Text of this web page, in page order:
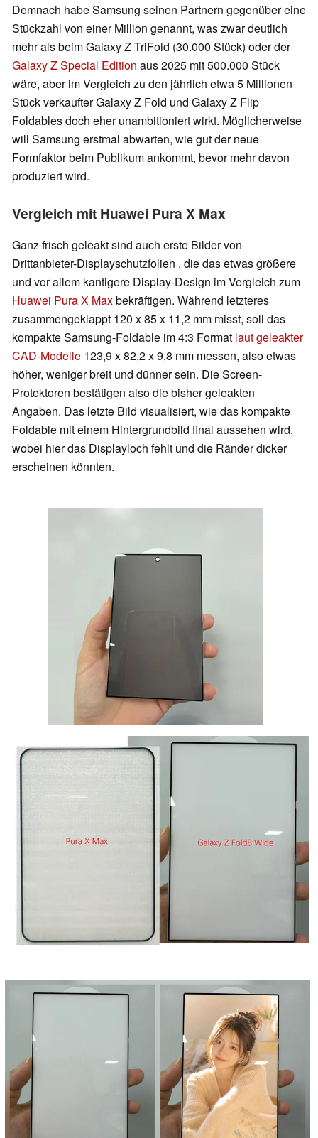
Demnach habe Samsung seinen Partnern gegenüber eine
Stückzahl von einer Million genannt, was zwar deutlich
mehr als beim Galaxy Z TriFold (30.000 Stück) oder der
Galaxy Z Special Edition aus 2025 mit 500.000 Stück
wäre, aber im Vergleich zu den jährlich etwa 5 Millionen
Stück verkaufter Galaxy Z Fold und Galaxy Z Flip
Foldables doch eher unambitioniert wirkt. Möglicherweise
will Samsung erstmal abwarten, wie gut der neue
Formfaktor beim Publikum ankommt, bevor mehr davon
produziert wird.
Vergleich mit Huawei Pura X Max
Ganz frisch geleakt sind auch erste Bilder von
Drittanbieter-Displayschutzfolien , die das etwas größere
und vor allem kantigere Display-Design im Vergleich zum
Huawei Pura X Maxbekräftigen. Während letzteres
zusammengeklappt 120 x 85 x 11,2 mm misst, soll das
kompakte Samsung-Foldable im 4:3 Format laut geleakter
CAD-Modelle 123,9 x 82,2 x 9,8 mm messen, also etwas
höher, weniger breit und dünner sein. Die Screen-
Protektoren bestätigen also die bisher geleakten
Angaben. Das letzte Bild visualisiert, wie das kompakte
Foldable mit einem Hintergrundbild final aussehen wird,
wobei hier das Displayloch fehlt und die Ränder dicker
erscheinen könnten.